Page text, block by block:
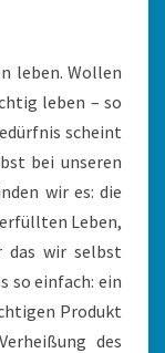
leben. Wollen
leben – so
scheint
bei unseren
wir es: die
Leben,
das wir selbst
so einfach: ein
Produkt
des